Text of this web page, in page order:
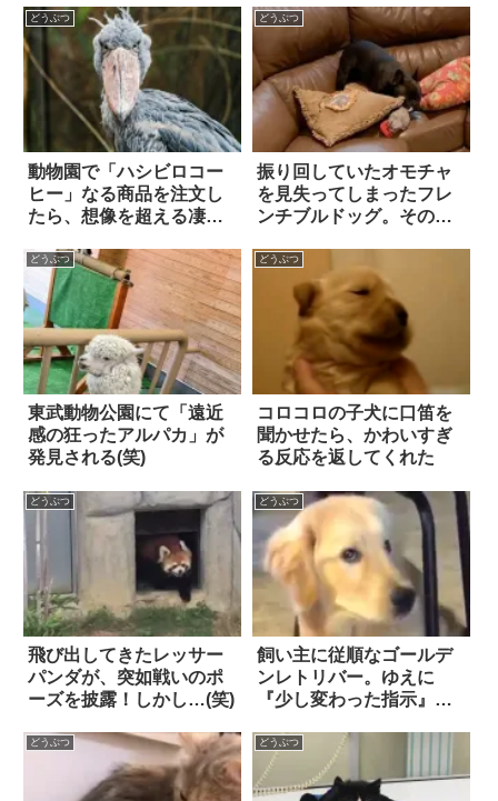
どうぶつ
動物園で「ハシビロコー
ヒー」なる商品を注文し
たら、想像を超える凄い
どうぶつ
振り回していたオモチャ
を見失ってしまったフレ
ンチブルドッグ。その
た！
どうぶつ
東武動物公園にて「遠近
感の狂ったアルパカ」が
発見される(笑)
どうぶつ
コロコロの子犬に口笛を
聞かせたら、かわいすぎ
る反応を返してくれた
どうぶつ
飛び出してきたレッサー
パンダが、突如戦いのポ
ーズを披露！しかし…(笑)
どうぶつ
飼い主に従順なゴールデ
ンレトリバー。ゆえに
『少し変わった指示』を
り！！
どうぶつ どうぶつ